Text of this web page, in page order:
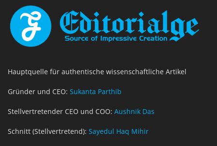
Hauptquelle für authentische wissenschaftliche Artikel
Gründer und CEO: Sukanta Parthib
Stellvertretender CEO und COO: Aushnik Das
Schnitt (Stellvertretend): Sayedul Haq Mihir